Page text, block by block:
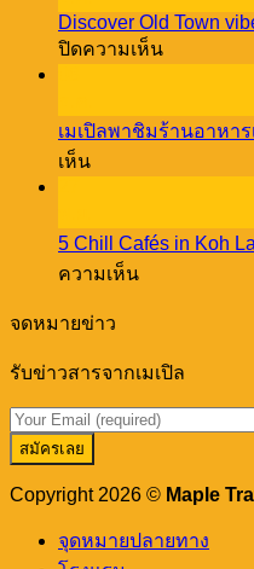
Pet
Lovers
NEED
at
Cassia
Discover Old Town
ปิดความเห็นบน
Town
vibes
เมเปิลพาชิมร้านอาหา
เห็นบน
พา
ชิม
ร้าน
เด็ด
ภูเก็ต
เขา
หลัก
5 Chill Cafés in Koh
ความเห็นบน
Koh
Lanta
You
Check
จดหมายข่าว
รับข่าวสารจากเมเปิล
Copyright 2026 © Maple
จุดหมายปลายทาง